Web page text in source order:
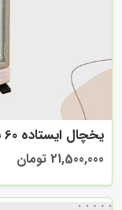
یخچال ایستاده 60 سانتی
21,500,000 تومان